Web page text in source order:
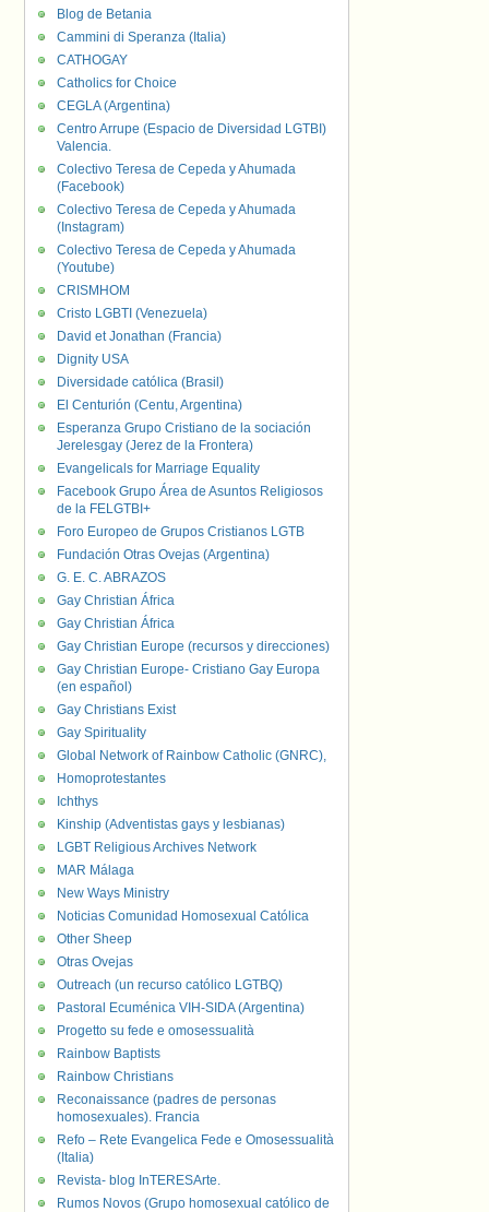
Blog de Betania
Cammini di Speranza (Italia)
CATHOGAY
Catholics for Choice
CEGLA (Argentina)
Centro Arrupe (Espacio de Diversidad LGTBI)
Valencia.
Colectivo Teresa de Cepeda y Ahumada
(Facebook)
Colectivo Teresa de Cepeda y Ahumada
(Instagram)
Colectivo Teresa de Cepeda y Ahumada
(Youtube)
CRISMHOM
Cristo LGBTI (Venezuela)
David et Jonathan (Francia)
Dignity USA
Diversidade católica (Brasil)
El Centurión (Centu, Argentina)
Esperanza Grupo Cristiano de la sociación
Jerelesgay (Jerez de la Frontera)
Evangelicals for Marriage Equality
Facebook Grupo Área de Asuntos Religiosos
de la FELGTBI+
Foro Europeo de Grupos Cristianos LGTB
Fundación Otras Ovejas (Argentina)
G. E. C. ABRAZOS
Gay Christian África
Gay Christian África
Gay Christian Europe (recursos y direcciones)
Gay Christian Europe- Cristiano Gay Europa
(en español)
Gay Christians Exist
Gay Spirituality
Global Network of Rainbow Catholic (GNRC),
Homoprotestantes
Ichthys
Kinship (Adventistas gays y lesbianas)
LGBT Religious Archives Network
MAR Málaga
New Ways Ministry
Noticias Comunidad Homosexual Católica
Other Sheep
Otras Ovejas
Outreach (un recurso católico LGTBQ)
Pastoral Ecuménica VIH-SIDA (Argentina)
Progetto su fede e omosessualità
Rainbow Baptists
Rainbow Christians
Reconaissance (padres de personas
homosexuales). Francia
Refo – Rete Evangelica Fede e Omosessualità
(Italia)
Revista- blog InTERESArte.
Rumos Novos (Grupo homosexual católico de